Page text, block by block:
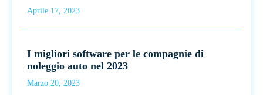
Aprile 17, 2023
I migliori software per le compagnie di
noleggio auto nel 2023
Marzo 20, 2023